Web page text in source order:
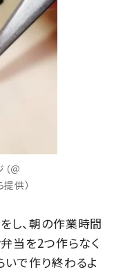
＠
供）
し、朝の作業時間
当を2つ作らなく
いで作り終わるよ